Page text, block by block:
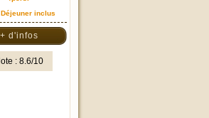
inclus
+ d'infos
: 8.6/10